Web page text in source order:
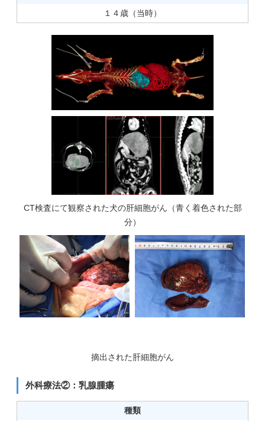
１４歳（当時）
CT検査にて観察された犬の肝細胞がん（青く着色された部
分）
摘出された肝細胞がん
外科療法②：乳腺腫瘍
種類